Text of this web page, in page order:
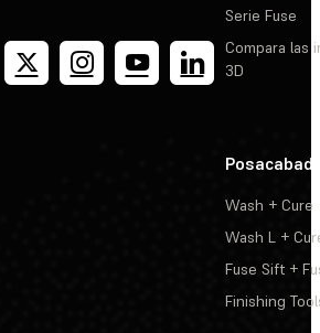
Serie Fuse
Compara las
3D
Wash + Cure
Wash L +
Fuse Sift +
Finishing